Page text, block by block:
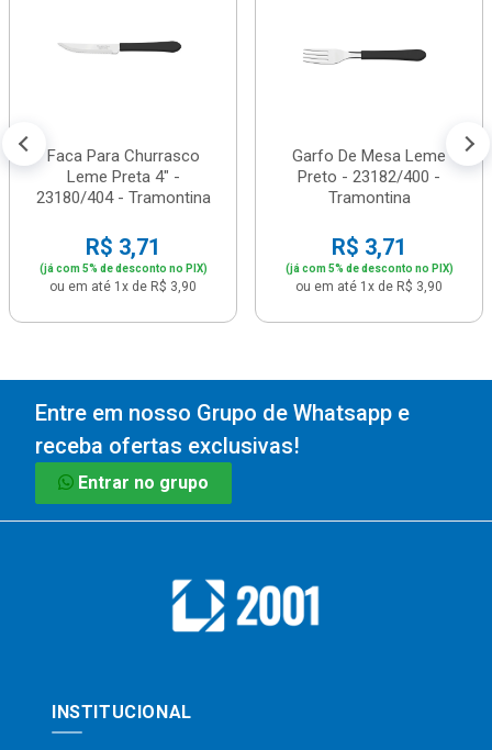
Faca Para Churrasco
Leme Preta 4" -
23180/404 - Tramontina
R$ 3,71
(já com 5% de desconto no PIX)
ou em até 1x de R$ 3,90
Garfo De Mesa Leme
Preto - 23182/400 -
Tramontina
R$ 3,71
(já com 5% de desconto no PIX)
ou em até 1x de R$ 3,90
Entre em nosso Grupo de Whatsapp e
receba ofertas exclusivas!
Entrar no grupo
INSTITUCIONAL